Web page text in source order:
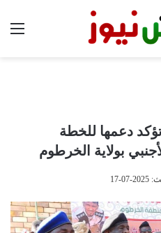
دعمها للخطة
بولاية الخرطوم
17